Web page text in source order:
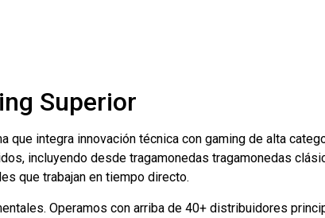
Superior
que integra innovación técnica con gaming de alta
incluyendo desde tragamonedas tragamonedas
que trabajan en tiempo directo.
Operamos con arriba de 40+ distribuidores